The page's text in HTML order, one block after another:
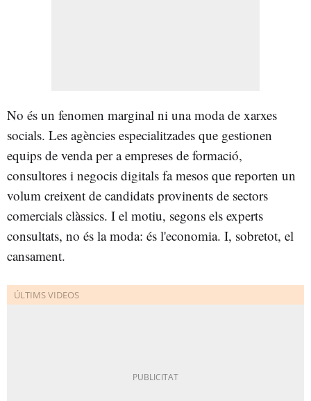
No és un fenomen marginal ni una moda de xarxes
socials. Les agències especialitzades que gestionen
equips de venda per a empreses de formació,
consultores i negocis digitals fa mesos que reporten un
volum creixent de candidats provinents de sectors
comercials clàssics. I el motiu, segons els experts
consultats, no és la moda: és l'economia. I, sobretot, el
cansament.